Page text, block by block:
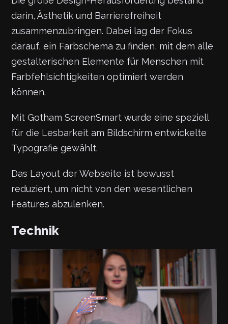
darin, Ästhetik und Barrierefreiheit
zusammenzubringen. Dabei lag der Fokus
darauf, ein Farbschema zu finden, mit dem alle
gestalterischen Elemente für Menschen mit
Farbfehlsichtigkeiten optimiert werden
können.
Mit Gotham ScreenSmart wurde eine speziell
für die Lesbarkeit am Bildschirm entwickelte
Typografie gewählt.
Das Layout der Webseite ist bewusst
reduziert, um nicht von den wesentlichen
Features abzulenken.
Technik